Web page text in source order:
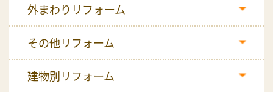
外まわりリフォーム
その他リフォーム
建物別リフォーム